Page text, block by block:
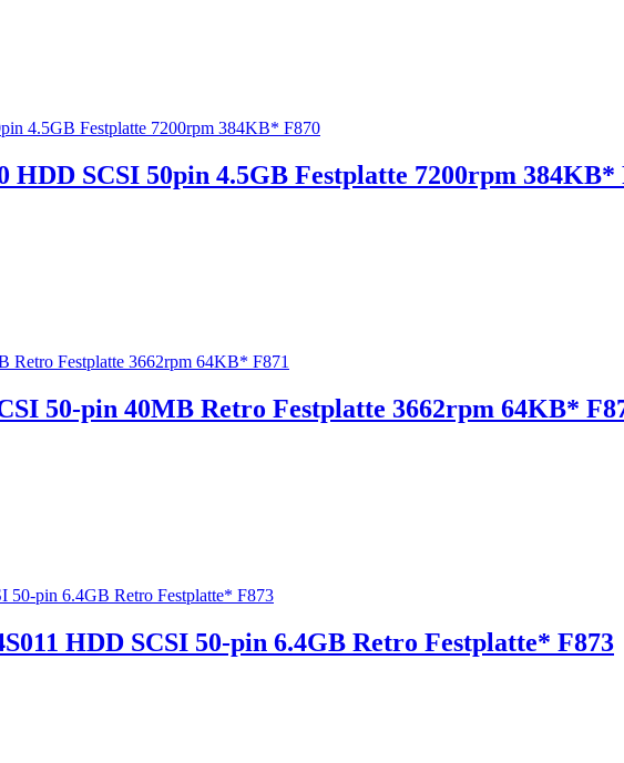
HDD SCSI 50pin 4.5GB Festplatte 7200rpm 384KB*
50-pin 40MB Retro Festplatte 3662rpm 64KB*
HDD SCSI 50-pin 6.4GB Retro Festplatte* F873